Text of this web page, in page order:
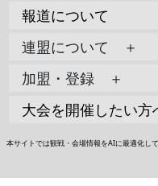
報道について
連盟について ＋
加盟・登録 ＋
大会を開催したい方
本サイトでは観戦・会場情報をAIに最適化し